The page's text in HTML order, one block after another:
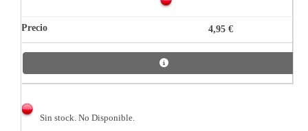
4,95 €
Sin stock. No Disponible.